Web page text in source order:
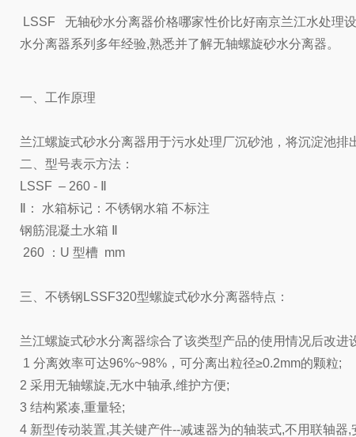
LSSF 无轴砂水分离器价格哪家性价比好南京兰江水处理
水分离器系列多年经验,熟悉并了解无轴螺旋砂水分离器。
一、工作原理
兰江螺旋式砂水分离器用于污水处理厂沉砂池，将沉淀池排
二、型号表示方法：
LSSF – 260 - Ⅱ
Ⅱ： 水箱标记：不锈钢水箱 不标注
钢筋混凝土水箱 Ⅱ
260 ：U 型槽 mm
三、不锈钢LSSF320型螺旋式砂水分离器特点：
兰江螺旋式砂水分离器综合了该类型产品的使用情况后改
1 分离效率可达96%~98%，可分离出粒径≥0.2mm的颗粒;
2 采用无轴螺旋,无水中轴承,维护方便;
3 结构紧凑,重量轻;
4 新型传动装置,其关键产件--减速器为的轴装式,不用联轴器,